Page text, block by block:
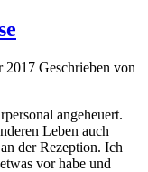
2017 Geschrieben von
angeheuert.
Leben auch
der Rezeption. Ich
vor habe und